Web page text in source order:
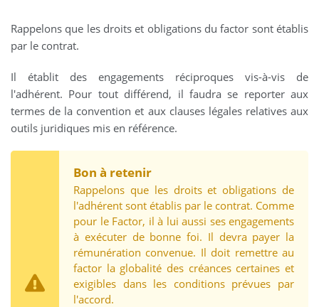
Rappelons que les droits et obligations du factor sont établis
par le contrat.
Il établit des engagements réciproques vis-à-vis de
l'adhérent. Pour tout différend, il faudra se reporter aux
termes de la convention et aux clauses légales relatives aux
outils juridiques mis en référence.
Bon à retenir
Rappelons que les droits et obligations de
l'adhérent sont établis par le contrat. Comme
pour le Factor, il à lui aussi ses engagements
à exécuter de bonne foi. Il devra payer la
rémunération convenue. Il doit remettre au
factor la globalité des créances certaines et
exigibles dans les conditions prévues par
l'accord.